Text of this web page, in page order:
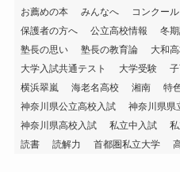
お薦めの本
みんなへ コンクール
保護者の方へ
公立高校情報 冬
塾長の思い
塾長の教育論 大和
大学入試共通テスト
大学受験
横浜翠嵐
海老名高校 湘南 特
神奈川県公立高校入試
神奈川県県
神奈川県高校入試
私立中入試
読書
読解力 首都圏私立大学